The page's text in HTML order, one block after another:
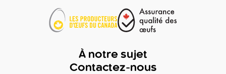
À notre sujet
Contactez-nous